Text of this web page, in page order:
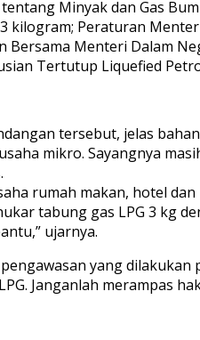
Minyak dan Gas
kilogram; Peraturan
Bersama Menteri Dalam
Tertutup Liquefied
tersebut, jelas
mikro. Sayangnya
rumah makan, hotel
tabung gas LPG 3 kg
ujarnya.
yang
Janganlah merampas